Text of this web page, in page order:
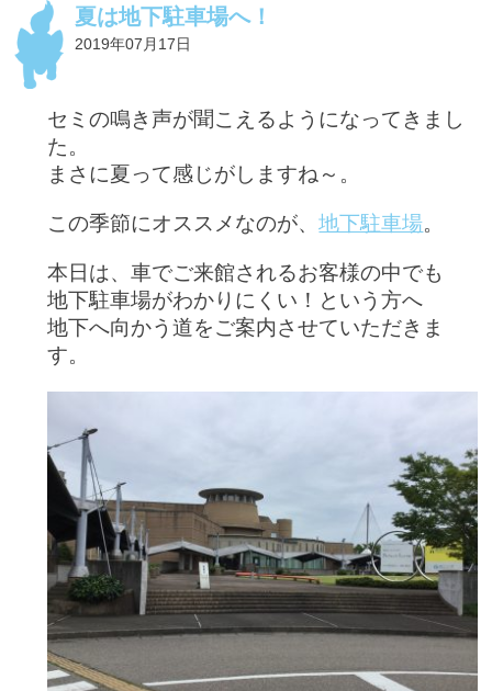
夏は地下駐車場へ！
2019年07月17日
セミの鳴き声が聞こえるようになってきまし
た。
まさに夏って感じがしますね～。
この季節にオススメなのが、地下駐車場。
本日は、車でご来館されるお客様の中でも
地下駐車場がわかりにくい！という方へ
地下へ向かう道をご案内させていただきま
す。